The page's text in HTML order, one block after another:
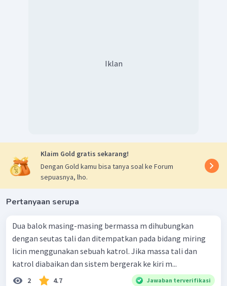
Iklan
Klaim Gold gratis sekarang!
Dengan Gold kamu bisa tanya soal ke Forum
sepuasnya, lho.
Pertanyaan serupa
Dua balok masing-masing bermassa m dihubungkan
dengan seutas tali dan ditempatkan pada bidang miring
licin menggunakan sebuah katrol. Jika massa tali dan
katrol diabaikan dan sistem bergerak ke kiri m...
2 4.7 Jawaban terverifikasi